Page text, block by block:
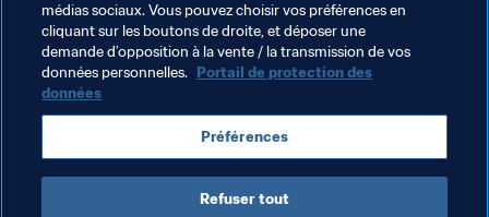
La nourriture cultivée dans l'espace n'avait jamais
été consommée, jusqu'à ce que l'astronaute de la
NASA Scott Kelly mange de la laitue.
Sky Brown, aujourd'hui troisième au classement
olympique mondial de skateboard, n'était même pas
médias sociaux. Vous pouvez choisir vos préférences en
cliquant sur les boutons de droite, et déposer une
demande d’opposition à la vente / la transmission de vos
données personnelles. Portail de protection des
données
Préférences
Refuser tout